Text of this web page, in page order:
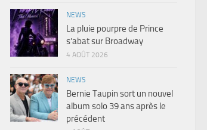
NEWS
La pluie pourpre de Prince
s’abat sur Broadway
4 AOÛT 2026
NEWS
Bernie Taupin sort un nouvel
album solo 39 ans après le
précédent